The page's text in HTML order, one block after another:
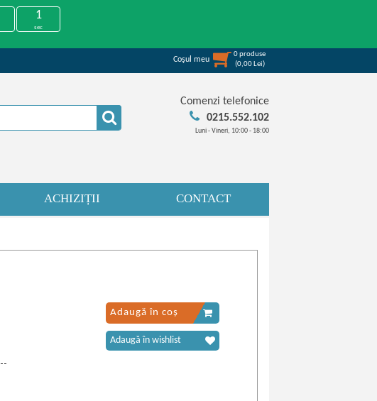
1
sec
Coşul meu
0produse
(0,00 Lei)
Comenzi telefonice
0215.552.102
Luni - Vineri, 10:00 - 18:00
ACHIZIȚII CONTACT
Adaugă în coș
Adaugă în wishlist